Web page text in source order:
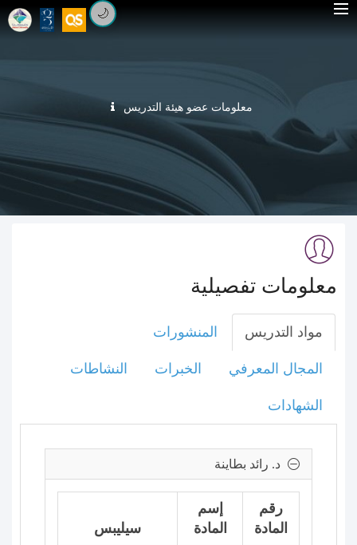
🌙
معلومات عضو هيئة التدريس
معلومات تفصيلية
مواد التدريس المنشورات
المجال المعرفي الخبرات النشاطات
الشهادات
سيليبس
إسم
المادة
رقم
المادة